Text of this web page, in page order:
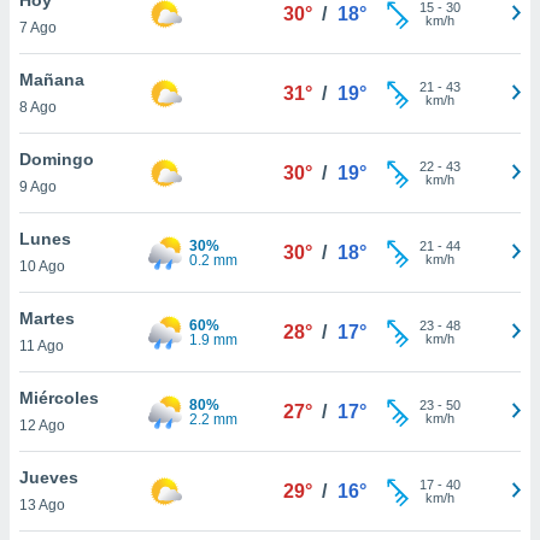
y
en
más
de
7 Ago
30° / 18° 15- 30
km/h
Mañana
8 Ago
31° / 19° 21 - 43
km/h
Domingo
9 Ago
30° / 19° 22- 43
km/h
Lunes
10 Ago
30%
0.2 mm
30° / 18° 21 - 44
km/h
Martes
11 Ago
60%
1.9 mm
28° / 17° 23- 48
km/h
Miércoles
12 Ago
80%
2.2 mm
27° / 17° 23- 50
km/h
Jueves
13 Ago
29° / 16° 17- 40
km/h